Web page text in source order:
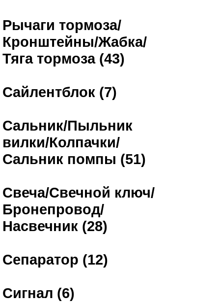
Рычаги тормоза/
Кронштейны/Жабка/
Тяга тормоза (43)
Сайлентблок (7)
Сальник/Пыльник
вилки/Колпачки/
Сальник помпы (51)
Свеча/Свечной ключ/
Бронепровод/
Насвечник (28)
Сепаратор (12)
Сигнал (6)